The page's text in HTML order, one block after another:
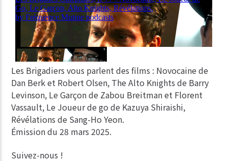
Les Brigadiers vous parlent des films : Novocaine de
Dan Berk et Robert Olsen, The Alto Knights de Barry
Levinson, Le Garçon de Zabou Breitman et Florent
Vassault, Le Joueur de go de Kazuya Shiraishi,
Révélations de Sang-Ho Yeon.
Émission du 28 mars 2025.
Suivez-nous !